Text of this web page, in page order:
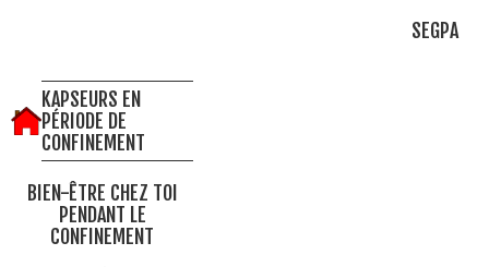
SEGPA
KAPSEURS EN
PÉRIODE DE
CONFINEMENT
BIEN-ÊTRE CHEZ TOI
PENDANT LE
CONFINEMENT